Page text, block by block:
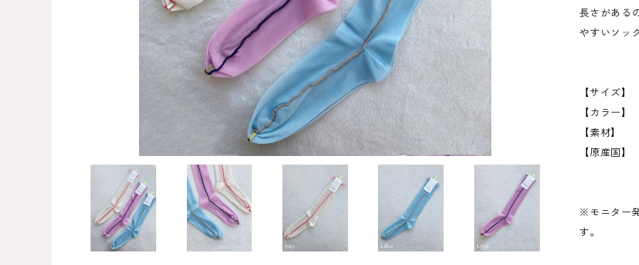
長さがある
やすいソッ
【サイ
【カラー
【素材】
【原産国
※モニター
す。